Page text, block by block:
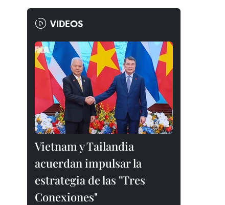
VIDEOS
Vietnam y Tailandia
acuerdan impulsar la
estrategia de las "Tres
Conexiones"